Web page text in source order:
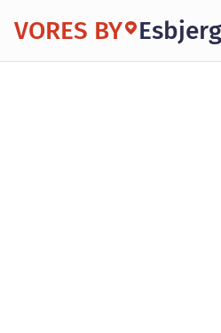
VORES BY Esbjerg